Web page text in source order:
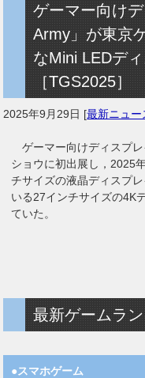
ゲーマー向け
Army」が東京
なMini LEDデ
［TGS2025］
2025年9月29日 [最新ニュー
ゲーマー向けディスプレ
ショウに初出展し，2025
チサイズの液晶ディスプ
いる27インチサイズの4K
ていた。
最新ゲームラ
●スマホゲーム